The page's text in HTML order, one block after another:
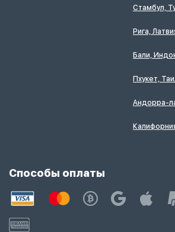
Стамбул,
Рига,
Бали,
Пхукет,
Андорра-
Способы оплаты